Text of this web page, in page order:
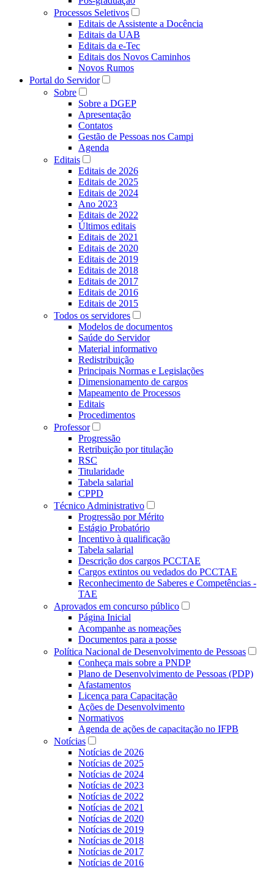
Processos Seletivos
Editais de Assistente a Docência
Editais da UAB
Editais da e-Tec
Editais dos Novos Caminhos
Novos Rumos
Portal do Servidor
Sobre
Sobre a DGEP
Apresentação
Contatos
Gestão de Pessoas nos Campi
Agenda
Editais
Editais de 2026
Editais de 2025
Editais de 2024
Ano 2023
Editais de 2022
Últimos editais
Editais de 2021
Editais de 2020
Editais de 2019
Editais de 2018
Editais de 2017
Editais de 2016
Editais de 2015
Todos os servidores
Modelos de documentos
Saúde do Servidor
Material informativo
Redistribuição
Principais Normas e Legislações
Dimensionamento de cargos
Mapeamento de Processos
Editais
Procedimentos
Professor
Progressão
Retribuição por titulação
RSC
Titularidade
Tabela salarial
CPPD
Técnico Administrativo
Progressão por Mérito
Estágio Probatório
Incentivo à qualificação
Tabela salarial
Descrição dos cargos PCCTAE
Cargos extintos ou vedados do PCCTAE
Reconhecimento de Saberes e Competências -
TAE
Aprovados em concurso público
Página Inicial
Acompanhe as nomeações
Documentos para a posse
Política Nacional de Desenvolvimento de Pessoas
Conheça mais sobre a PNDP
Plano de Desenvolvimento de Pessoas (PDP)
Afastamentos
Licença para Capacitação
Ações de Desenvolvimento
Normativos
Agenda de ações de capacitação no IFPB
Notícias
Notícias de 2026
Notícias de 2025
Notícias de 2024
Notícias de 2023
Notícias de 2022
Notícias de 2021
Notícias de 2020
Notícias de 2019
Notícias de 2018
Notícias de 2017
Notícias de 2016